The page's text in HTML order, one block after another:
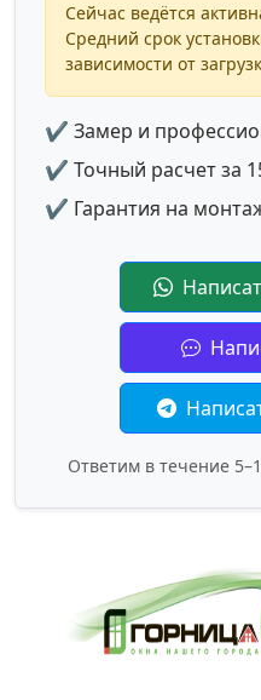
Сейчас ведётся
Средний срок
зависимости от
✔ Замер и
✔ Точный расчет за
✔ Гарантия на
Ответим в течение